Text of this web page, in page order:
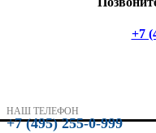
+7
НАШ ТЕЛЕФОН
+7 (495) 255-0-999